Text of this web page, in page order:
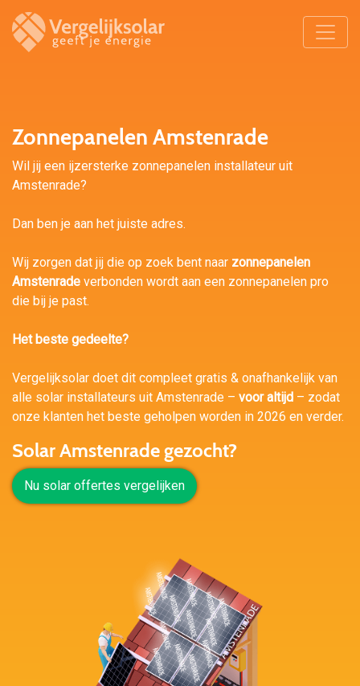
Zonnepanelen Amstenrade
Wil jij een ijzersterke zonnepanelen installateur uit
Amstenrade?
Dan ben je aan het juiste adres.
Wij zorgen dat jij die op zoek bent naar zonnepanelen
Amstenrade verbonden wordt aan een zonnepanelen pro
die bij je past.
Het beste gedeelte?
Vergelijksolar doet dit compleet gratis & onafhankelijk van
alle solar installateurs uit Amstenrade – voor altijd – zodat
onze klanten het beste geholpen worden in 2026 en verder.
Solar Amstenrade gezocht?
Nu solar offertes vergelijken